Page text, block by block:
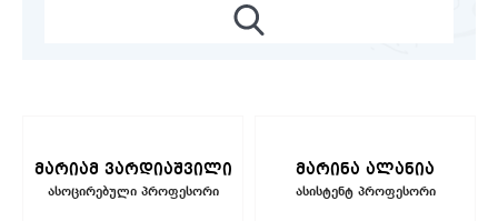
მარიამ ვარდიაშვილი
ასოცირებული პროფესორი
მარინა ალანია
ასისტენტ პროფესორი